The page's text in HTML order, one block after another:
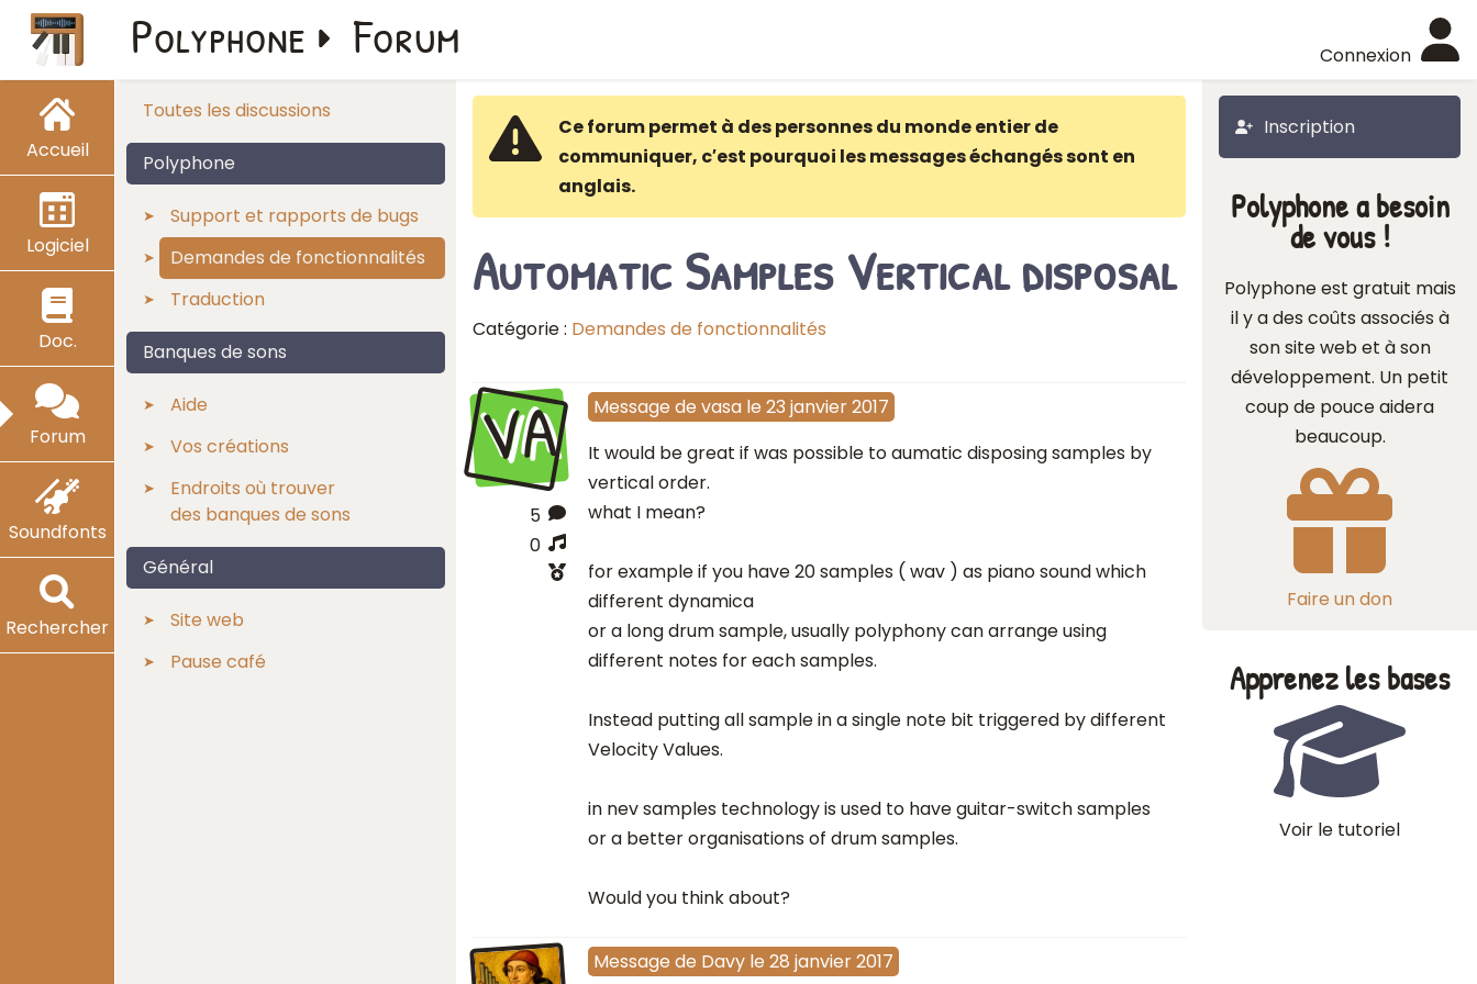
Accueil
Logiciel
Doc.
Forum
Soundfonts
Rechercher
Connexion
Polyphone Forum
Toutes les discussions
Polyphone
Support et rapports de bugs
Demandes de fonctionnalités
Traduction
Banques de sons
Aide
Vos créations
Endroits où trouver
des banques de sons
Général
Site web
Pause café
Inscription
Ce forum permet à des personnes du monde entier de
communiquer, c′est pourquoi les messages échangés sont en
anglais.
Automatic Samples Vertical disposal
Catégorie : Demandes de fonctionnalités
VA
5
0
Message de vasa le 23 janvier 2017
It would be great if was possible to aumatic disposing samples by
vertical order.
what I mean?
for example if you have 20 samples ( wav ) as piano sound which
different dynamica
or a long drum sample, usually polyphony can arrange using
different notes for each samples.
Instead putting all sample in a single note bit triggered by different
Velocity Values.
in nev samples technology is used to have guitar-switch samples
or a better organisations of drum samples.
Would you think about?
Message de Davy le 28 janvier 2017
Polyphone a besoin
de vous !
Polyphone est gratuit mais
il y a des coûts associés à
son site web et à son
développement. Un petit
coup de pouce aidera
beaucoup.
Faire un don
Apprenez les bases
Voir le tutoriel